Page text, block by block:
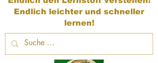
Endlich leichter und schneller
lernen!